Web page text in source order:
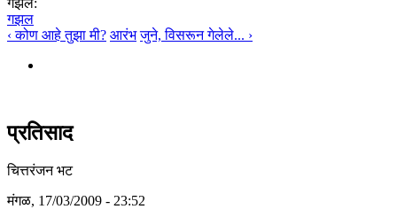
गझल
‹ कोण आहे तुझा मी? आरंभ जुने, विसरून गेलेले... ›
प्रतिसाद
चित्तरंजन भट
मंगळ, 17/03/2009 - 23:52